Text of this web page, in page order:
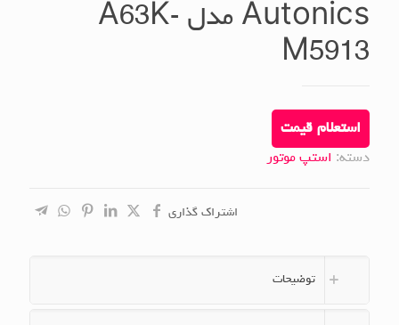
Autonics مدل A63K-
M5913
استعلام قیمت
دسته: استپ موتور
اشتراک گذاری
توضیحات